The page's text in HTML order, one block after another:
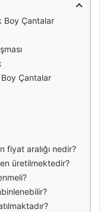
Boy Çantalar
Çantalar
fiyat aralığı nedir?
üretilmektedir?